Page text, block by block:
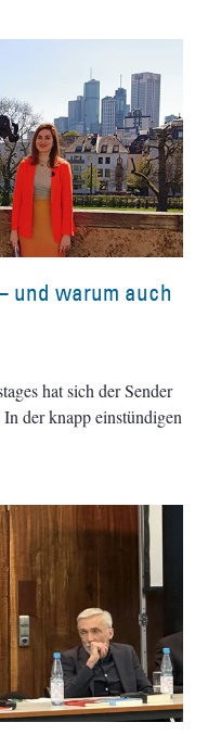
und warum auch
hat sich der Sender
der knapp einstündigen